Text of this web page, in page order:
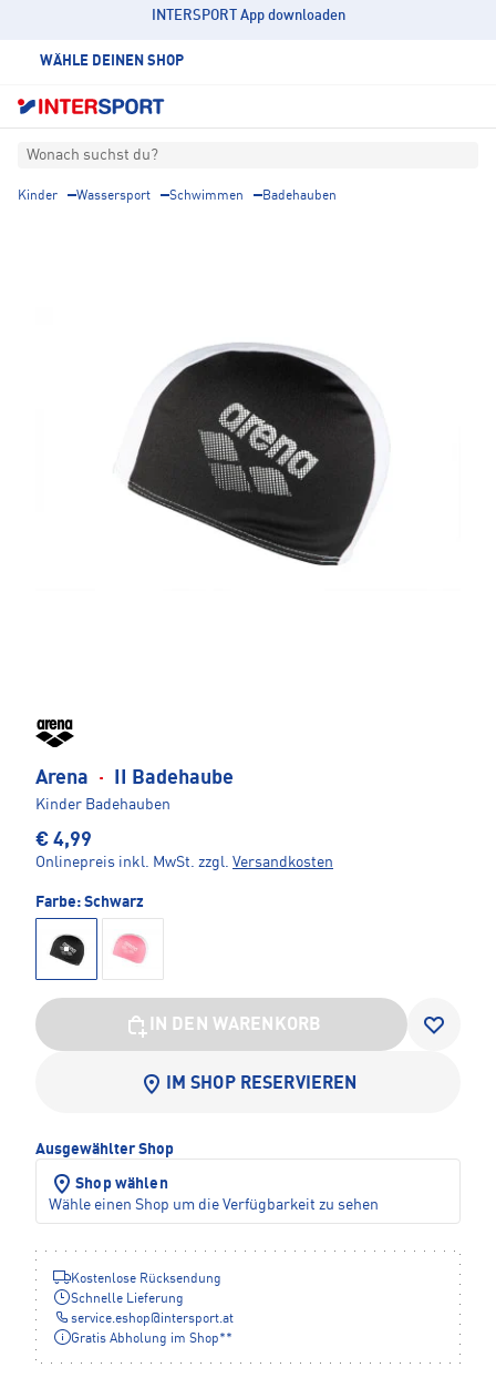
INTERSPORT App downloaden
WÄHLE DEINEN SHOP
Wonach suchst du?
Kinder Wassersport Schwimmen Badehauben
Arena · II Badehaube
Kinder Badehauben
€ 4,99
Onlinepreis inkl. MwSt. zzgl. Versandkosten
Farbe: Schwarz
IN DEN WARENKORB
IM SHOP RESERVIEREN
Ausgewählter Shop
Shop wählen
Wähle einen Shop um die Verfügbarkeit zu sehen
Kostenlose Rücksendung
Schnelle Lieferung
service.eshop@intersport.at
Gratis Abholung im Shop**